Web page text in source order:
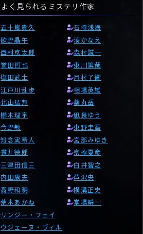
よく見られるミステリ作家
五十嵐貴久
石持浅海
歌野晶午
湊かなえ
西村京太郎
森村誠一
誉田哲也
東川篤哉
塩田武士
月村了衛
江戸川乱歩
相場英雄
北山猛邦
薬丸岳
櫛木理宇
凪良ゆう
今野敏
東野圭吾
知念実希人
宮部みゆき
貫井徳郎
京極夏彦
三津田信三
白井智之
内田康夫
芦沢央
高野和明
横溝正史
荒木あかね
堂場瞬一
リンジー・フェイ
ウジェーヌ・ヴィル